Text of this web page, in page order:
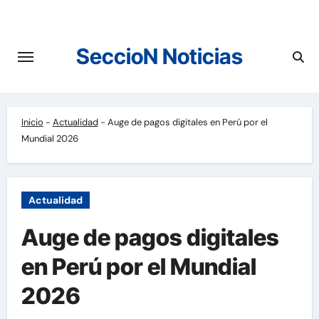
contenido
SeccioN Noticias
Inicio - Actualidad- Auge de pagos digitales en Perú por el
Mundial 2026
Actualidad
Auge de pagos digitales
en Perú por el Mundial
2026